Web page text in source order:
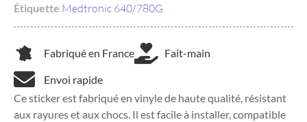
Étiquette Medtronic 640/780G
Fabriqué en France Fait-main
Envoi rapide
Ce sticker est fabriqué en vinyle de haute qualité, résistant
aux rayures et aux chocs. Il est facile à installer, compatible